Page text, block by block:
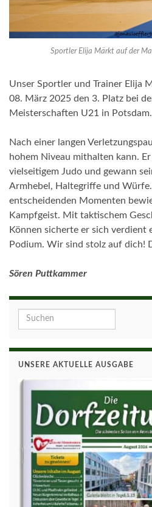
Sportler Elija Märkt auf der
Unser Sportler und Trainer Elija
08. März 2025 den 3. Platz bei
Meisterschaften U21 in Potsdam.
Nach einer langen
hohem Niveau mithalten kann.
vielseitigem Judo und gewann
Armhebel, Haltegriffe und
entscheidenden Momenten
Kampfgeist. Mit taktischem
Können sicherte er sich verdient
Podium. Wir sind stolz auf dich!
Sören Puttkammer
Search for:
UNSERE AKTUELLE AUSGABE